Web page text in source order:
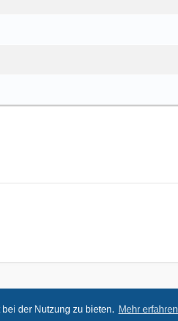
der Nutzung zu bieten. Mehr erfahren